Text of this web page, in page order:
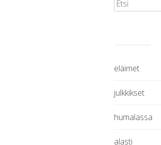
eläimet
julkkikset
humalassa
alasti